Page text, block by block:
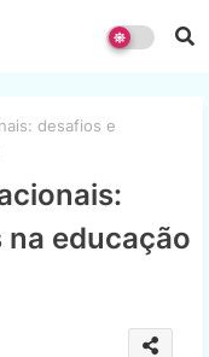
desafios e
educação